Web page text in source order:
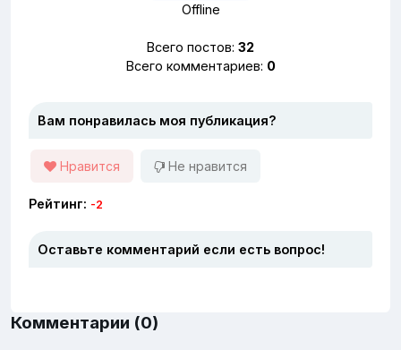
Offline
Всего постов: 32
Всего комментариев: 0
Вам понравилась моя публикация?
Нравится Не нравится
Рейтинг: -2
Оставьте комментарий если есть вопрос!
Комментарии (0)